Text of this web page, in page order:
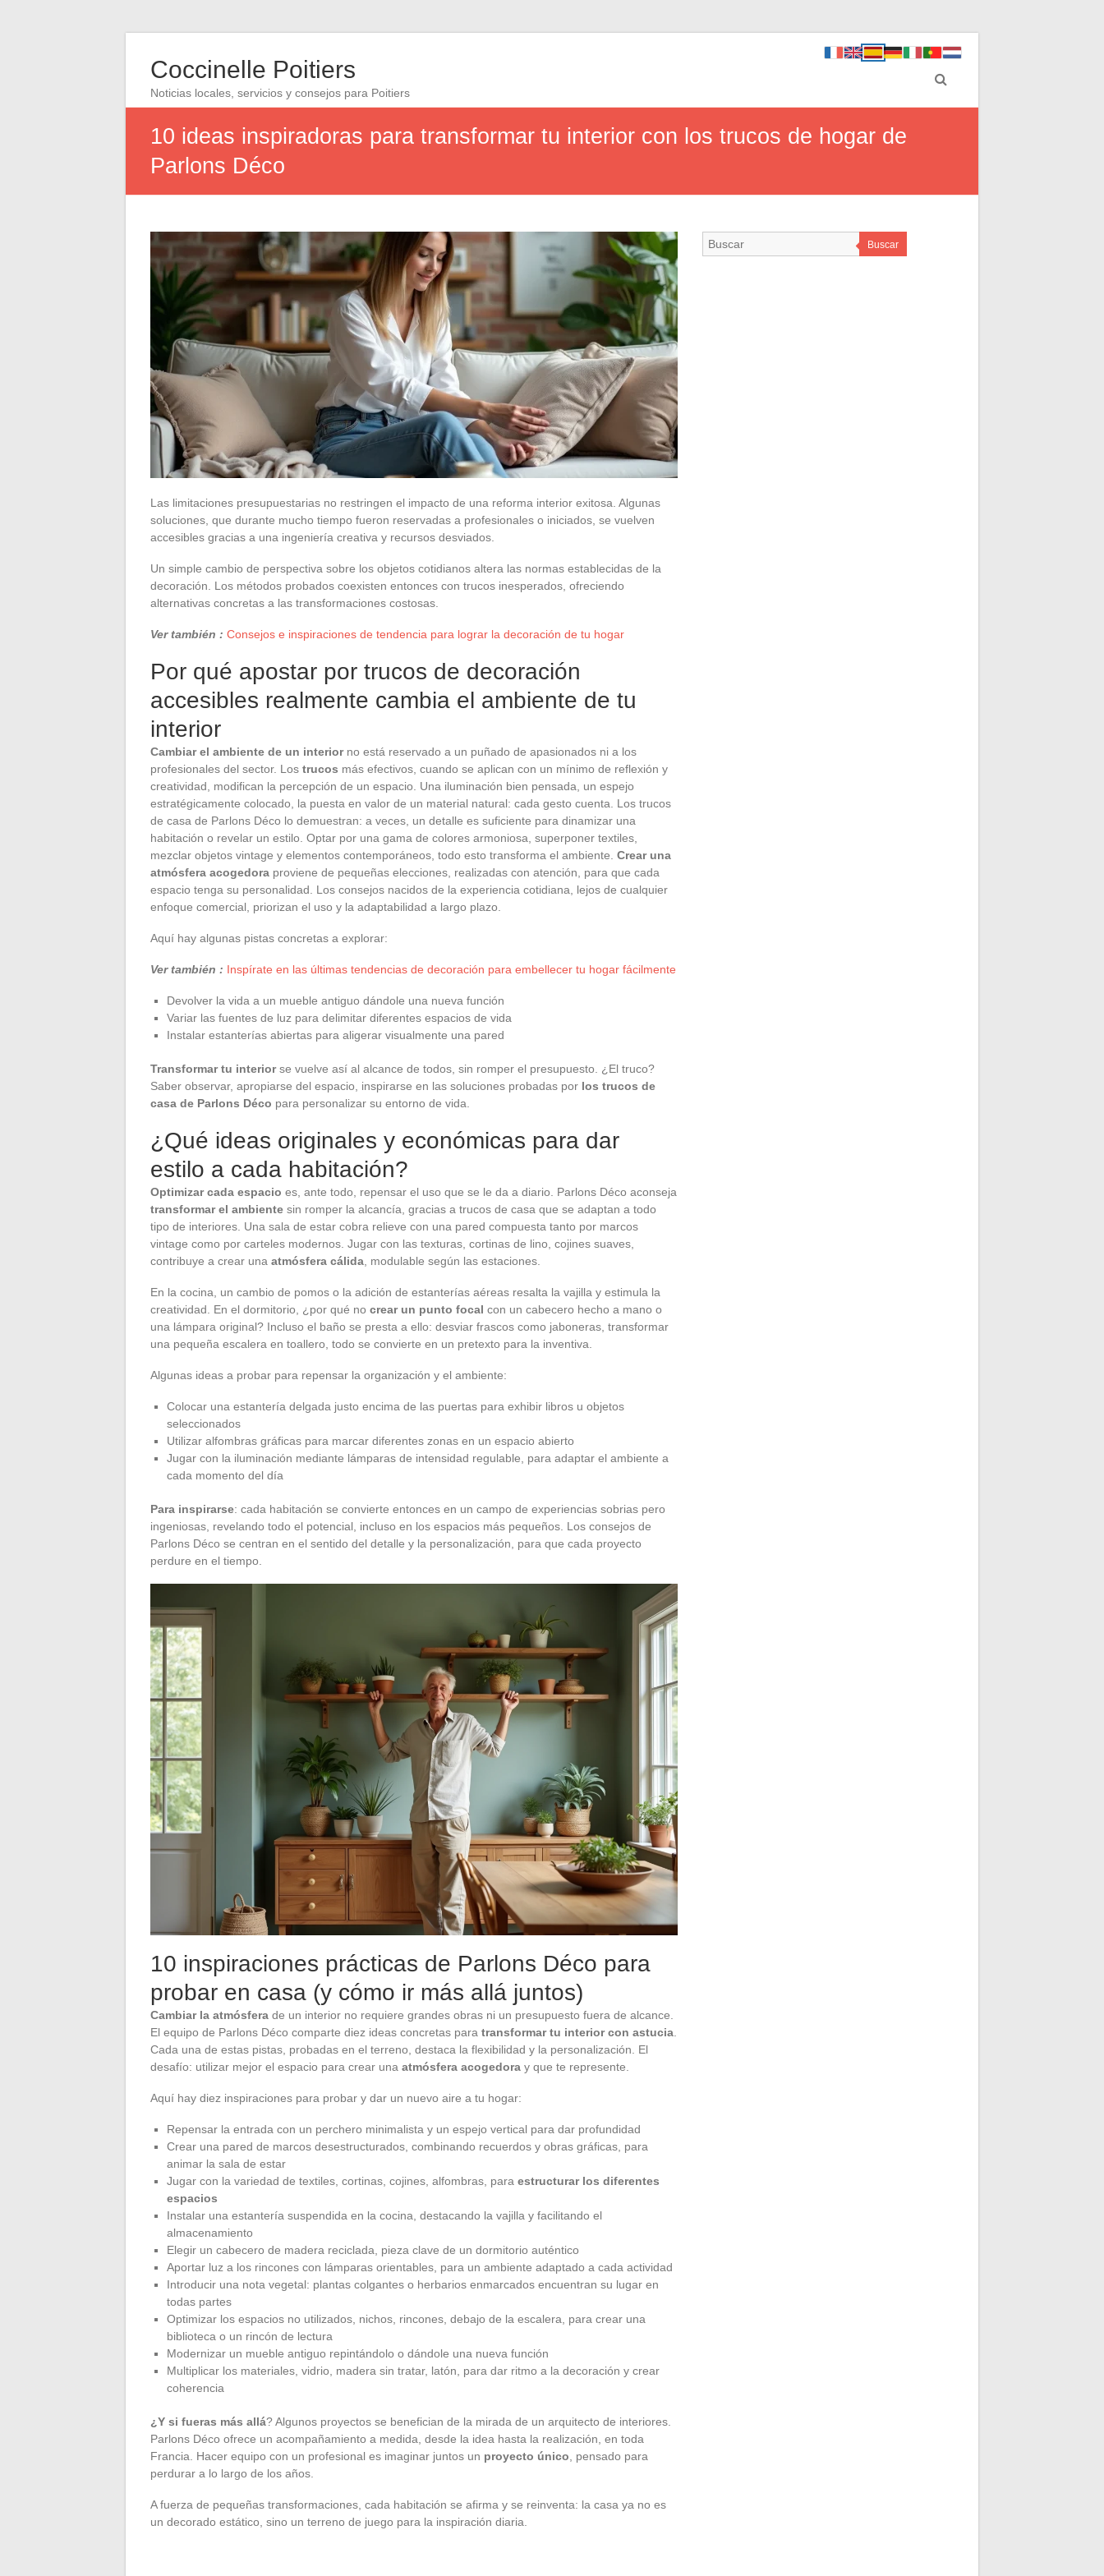
Coccinelle Poitiers
Noticias locales, servicios y consejos para Poitiers
10 ideas inspiradoras para transformar tu interior con los trucos de hogar de
Parlons Déco
Las limitaciones presupuestarias no restringen el impacto de una reforma interior exitosa. Algunas
soluciones, que durante mucho tiempo fueron reservadas a profesionales o iniciados, se vuelven
accesibles gracias a una ingeniería creativa y recursos desviados.
Un simple cambio de perspectiva sobre los objetos cotidianos altera las normas establecidas de la
decoración. Los métodos probados coexisten entonces con trucos inesperados, ofreciendo
alternativas concretas a las transformaciones costosas.
Ver también : Consejos e inspiraciones de tendencia para lograr la decoración de tu hogar
Por qué apostar por trucos de decoración
accesibles realmente cambia el ambiente de tu
interior
Cambiar el ambiente de un interiorno está reservado a un puñado de apasionados ni a los
profesionales del sector. Los trucos más efectivos, cuando se aplican con un mínimo de reflexión y
creatividad, modifican la percepción de un espacio. Una iluminación bien pensada, un espejo
estratégicamente colocado, la puesta en valor de un material natural: cada gesto cuenta. Los trucos
de casa de Parlons Déco lo demuestran: a veces, un detalle es suficiente para dinamizar una
habitación o revelar un estilo. Optar por una gama de colores armoniosa, superponer textiles,
mezclar objetos vintage y elementos contemporáneos, todo esto transforma el ambiente. Crear una
atmósfera acogedora proviene de pequeñas elecciones, realizadas con atención, para que cada
espacio tenga su personalidad. Los consejos nacidos de la experiencia cotidiana, lejos de cualquier
enfoque comercial, priorizan el uso y la adaptabilidad a largo plazo.
Aquí hay algunas pistas concretas a explorar:
Ver también : Inspírate en las últimas tendencias de decoración para embellecer tu hogar fácilmente
Devolver la vida a un mueble antiguo dándole una nueva función
Variar las fuentes de luz para delimitar diferentes espacios de vida
Instalar estanterías abiertas para aligerar visualmente una pared
Transformar tu interiorse vuelve así al alcance de todos, sin romper el presupuesto. ¿El truco?
Saber observar, apropiarse del espacio, inspirarse en las soluciones probadas por los trucos de
casa de Parlons Déco para personalizar su entorno de vida.
¿Qué ideas originales y económicas para dar
estilo a cada habitación?
Optimizar cada espacio es, ante todo, repensar el uso que se le da a diario. Parlons Déco aconseja
transformar el ambiente sin romper la alcancía, gracias a trucos de casa que se adaptan a todo
tipo de interiores. Una sala de estar cobra relieve con una pared compuesta tanto por marcos
vintage como por carteles modernos. Jugar con las texturas, cortinas de lino, cojines suaves,
contribuye a crear una atmósfera cálida , modulable según las estaciones.
En la cocina, un cambio de pomos o la adición de estanterías aéreas resalta la vajilla y estimula la
creatividad. En el dormitorio, ¿por qué no crear un punto focal con un cabecero hecho a mano o
una lámpara original? Incluso el baño se presta a ello: desviar frascos como jaboneras, transformar
una pequeña escalera en toallero, todo se convierte en un pretexto para la inventiva.
Algunas ideas a probar para repensar la organización y el ambiente:
Colocar una estantería delgada justo encima de las puertas para exhibir libros u objetos
seleccionados
Utilizar alfombras gráficas para marcar diferentes zonas en un espacio abierto
Jugar con la iluminación mediante lámparas de intensidad regulable, para adaptar el ambiente a
cada momento del día
Para inspirarse: cada habitación se convierte entonces en un campo de experiencias sobrias pero
ingeniosas, revelando todo el potencial, incluso en los espacios más pequeños. Los consejos de
Parlons Déco se centran en el sentido del detalle y la personalización, para que cada proyecto
perdure en el tiempo.
10 inspiraciones prácticas de Parlons Déco para
probar en casa (y cómo ir más allá juntos)
Cambiar la atmósfera de un interior no requiere grandes obras ni un presupuesto fuera de alcance.
El equipo de Parlons Déco comparte diez ideas concretas para transformar tu interior con astucia
Cada una de estas pistas, probadas en el terreno, destaca la flexibilidad y la personalización. El
desafío: utilizar mejor el espacio para crear una atmósfera acogedora y que te represente.
Aquí hay diez inspiraciones para probar y dar un nuevo aire a tu hogar:
Repensar la entrada con un perchero minimalista y un espejo vertical para dar profundidad
Crear una pared de marcos desestructurados, combinando recuerdos y obras gráficas, para
animar la sala de estar
Jugar con la variedad de textiles, cortinas, cojines, alfombras, para estructurar los diferentes
espacios
Instalar una estantería suspendida en la cocina, destacando la vajilla y facilitando el
almacenamiento
Elegir un cabecero de madera reciclada, pieza clave de un dormitorio auténtico
Aportar luz a los rincones con lámparas orientables, para un ambiente adaptado a cada actividad
Introducir una nota vegetal: plantas colgantes o herbarios enmarcados encuentran su lugar en
todas partes
Optimizar los espacios no utilizados, nichos, rincones, debajo de la escalera, para crear una
biblioteca o un rincón de lectura
Modernizar un mueble antiguo repintándolo o dándole una nueva función
Multiplicar los materiales, vidrio, madera sin tratar, latón, para dar ritmo a la decoración y crear
coherencia
¿Y si fueras más allá? Algunos proyectos se benefician de la mirada de un arquitecto de interiores.
Parlons Déco ofrece un acompañamiento a medida, desde la idea hasta la realización, en toda
Francia. Hacer equipo con un profesional es imaginar juntos un proyecto único , pensado para
perdurar a lo largo de los años.
A fuerza de pequeñas transformaciones, cada habitación se afirma y se reinventa: la casa ya no es
un decorado estático, sino un terreno de juego para la inspiración diaria.
Buscar